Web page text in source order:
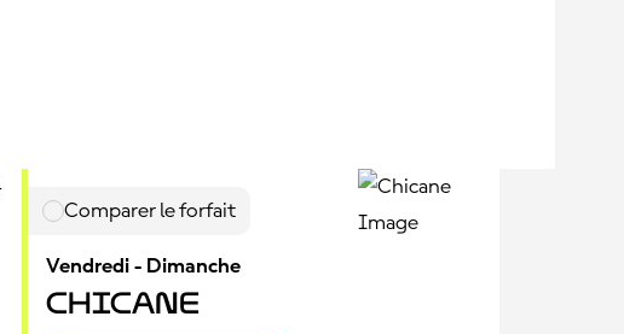
Comparer le forfait
Vendredi - Dimanche
Chicane